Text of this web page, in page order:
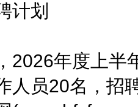
划
年度上半
人员20名，招